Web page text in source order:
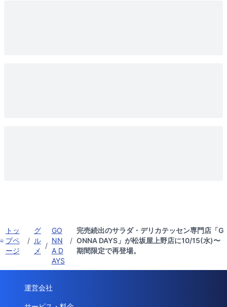
トッ
プペ
ージ
/
グ
ル
メ
/
GO
NN
A D
AYS
/
完売続出のサラダ・デリカテッセン専門店「G
ONNA DAYS」が松坂屋上野店に10/15(水)〜
期間限定で再登場。
運営会社